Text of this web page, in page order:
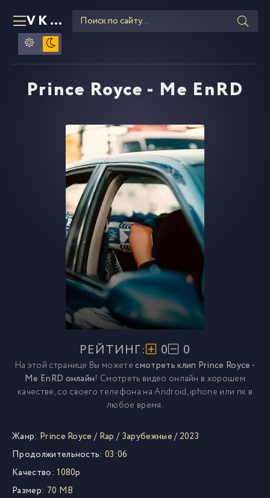
VKLIPE RU
Prince Royce - Me EnRD
РЕЙТИНГ: 0 0
На этой странице Вы можетесмотреть клип Prince Royce -
Me EnRD онлайн! Смотреть видео онлайн в хорошем
качестве, со своего телефона на Android, iphone или пк в
любое время.
Жанр: Prince Royce / Rap / Зарубежные/ 2023
Продолжительность: 03:06
Качество: 1080p
Размер: 70 MB